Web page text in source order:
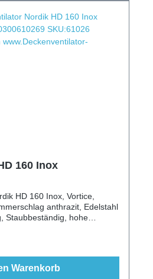
160 Inox
HD 160 Inox, Vortice,
anthrazit, Edelstahl
Staubbeständig, hohe
Warenkorb